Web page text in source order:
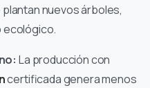
nuevos árboles,
ecológico.
La producción con
certificada genera menos